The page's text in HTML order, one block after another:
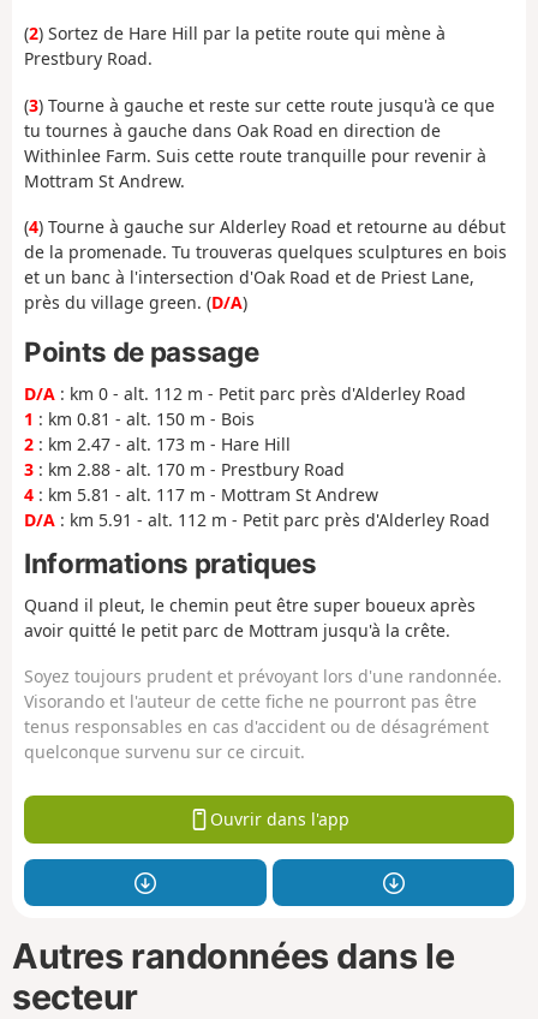
(2) Sortez de Hare Hill par la petite route qui mène à
Prestbury Road.
(3) Tourne à gauche et reste sur cette route jusqu'à ce que
tu tournes à gauche dans Oak Road en direction de
Withinlee Farm. Suis cette route tranquille pour revenir à
Mottram St Andrew.
(4) Tourne à gauche sur Alderley Road et retourne au début
de la promenade. Tu trouveras quelques sculptures en bois
et un banc à l'intersection d'Oak Road et de Priest Lane,
près du village green. (D/A)
Points de passage
D/A : km 0 - alt. 112 m - Petit parc près d'Alderley Road
1 : km 0.81 - alt. 150 m - Bois
2 : km 2.47 - alt. 173 m - Hare Hill
3 : km 2.88 - alt. 170 m - Prestbury Road
4 : km 5.81 - alt. 117 m - Mottram St Andrew
D/A : km 5.91 - alt. 112 m - Petit parc près d'Alderley Road
Informations pratiques
Quand il pleut, le chemin peut être super boueux après
avoir quitté le petit parc de Mottram jusqu'à la crête.
Soyez toujours prudent et prévoyant lors d'une randonnée.
Visorando et l'auteur de cette fiche ne pourront pas être
tenus responsables en cas d'accident ou de désagrément
quelconque survenu sur ce circuit.
Ouvrir dans l'app
Autres randonnées dans le
secteur